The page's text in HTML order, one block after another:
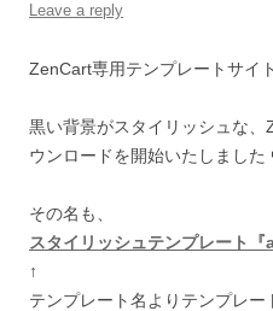
Leave a reply
ZenCart専用テンプレートサイ
黒い背景がスタイリッシュな
ウンロードを開始いたしました
その名も、
スタイリッシュテンプレート
↑
テンプレート名よりテンプレ